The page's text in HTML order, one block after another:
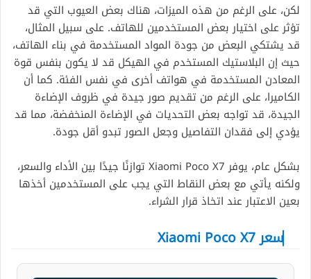
لكن، على الرغم من هذه الميزات، هناك بعض العيوب التي قد
تؤثر على اختيار بعض المستخدمين للهاتف. على سبيل المثال،
قد يشتكي البعض من جودة المواد المستخدمة في بناء الهاتف،
حيث إن البلاستيك المستخدم في الهيكل قد لا يكون بنفس قوة
المعادن المستخدمة في هواتف أخرى في نفس الفئة. كما أن
الكاميرا، على الرغم من تقديم صور جيدة في ظروف الإضاءة
الجيدة، قد تواجه بعض التحديات في الإضاءة المنخفضة، مما قد
يؤدي إلى فقدان التفاصيل وجعل الصور تبدو أقل جودة.
بشكل عام، يوفر Xiaomi Poco X7 توازنًا جيدًا بين الأداء والسعر،
ولكنه يأتي مع بعض النقاط التي يجب على المستخدمين أخذها
بعين الاعتبار عند اتخاذ قرار الشراء.
سعر Xiaomi Poco X7